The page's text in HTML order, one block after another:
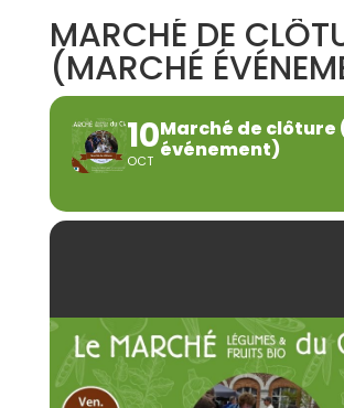
MARCHÉ DE
(MARCHÉ
10
OCT
Marché de clôture
événement)